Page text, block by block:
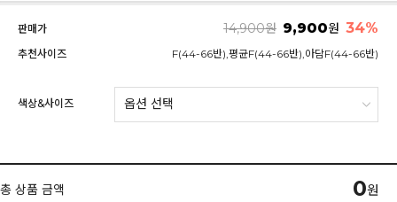
판매가 14,900원 9,900원 34%
추천사이즈 F(44-66반),평균F(44-66반),아담F(44-66반)
색상&사이즈
총 상품 금액 0원